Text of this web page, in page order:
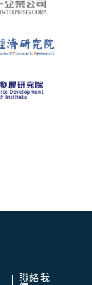
聯絡我